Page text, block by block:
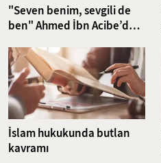
"Seven benim, sevgili de
ben" Ahmed İbn Acibe’den
İslam hukukunda butlan
kavramı